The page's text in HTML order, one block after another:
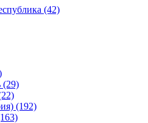
(42)
(29)
(192)